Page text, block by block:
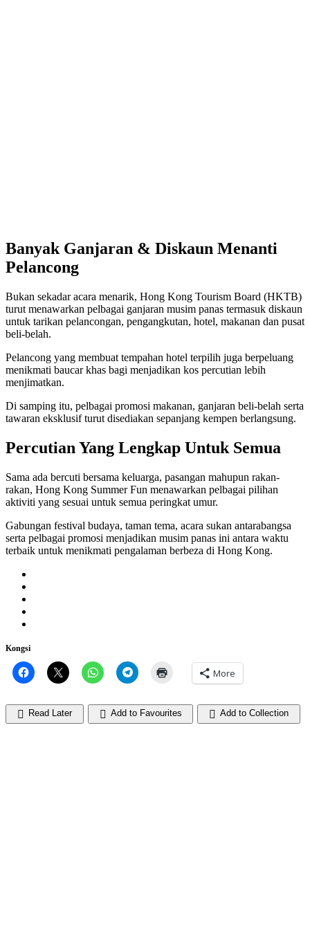
Banyak Ganjaran & Diskaun Menanti
Pelancong
Bukan sekadar acara menarik, Hong Kong Tourism Board (HKTB)
turut menawarkan pelbagai ganjaran musim panas termasuk diskaun
untuk tarikan pelancongan, pengangkutan, hotel, makanan dan pusat
beli-belah.
Pelancong yang membuat tempahan hotel terpilih juga berpeluang
menikmati baucar khas bagi menjadikan kos percutian lebih
menjimatkan.
Di samping itu, pelbagai promosi makanan, ganjaran beli-belah serta
tawaran eksklusif turut disediakan sepanjang kempen berlangsung.
Percutian Yang Lengkap Untuk Semua
Sama ada bercuti bersama keluarga, pasangan mahupun rakan-
rakan, Hong Kong Summer Fun menawarkan pelbagai pilihan
aktiviti yang sesuai untuk semua peringkat umur.
Gabungan festival budaya, taman tema, acara sukan antarabangsa
serta pelbagai promosi menjadikan musim panas ini antara waktu
terbaik untuk menikmati pengalaman berbeza di Hong Kong.
Kongsi
More
Read Later Add to Favourites Add to Collection